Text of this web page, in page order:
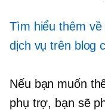
Tìm hiểu thêm
dịch vụ trên blog
Nếu bạn muốn
phụ trợ, bạn sẽ